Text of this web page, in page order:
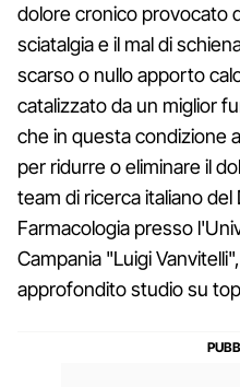
dolore cronico provocato
sciatalgia e il mal di
scarso o nullo apporto
catalizzato da un miglior
che in questa condizione
per ridurre o eliminare il
team di ricerca italiano
Farmacologia presso
Campania "Luigi
approfondito studio su